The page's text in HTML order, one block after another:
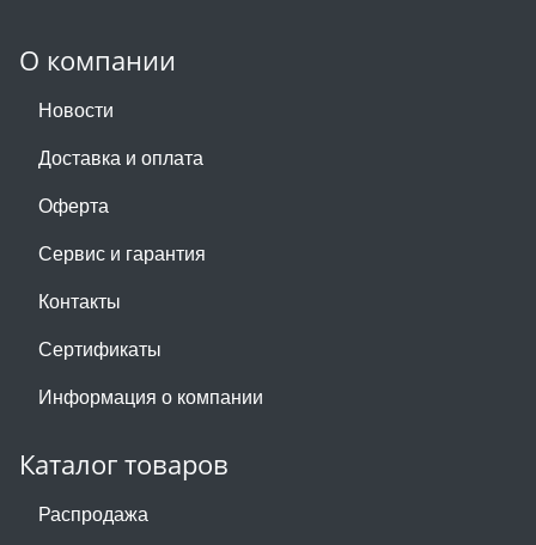
О компании
Новости
Доставка и оплата
Оферта
Сервис и гарантия
Контакты
Сертификаты
Информация о компании
Каталог товаров
Распродажа